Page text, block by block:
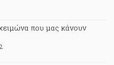
που μας κάνουν